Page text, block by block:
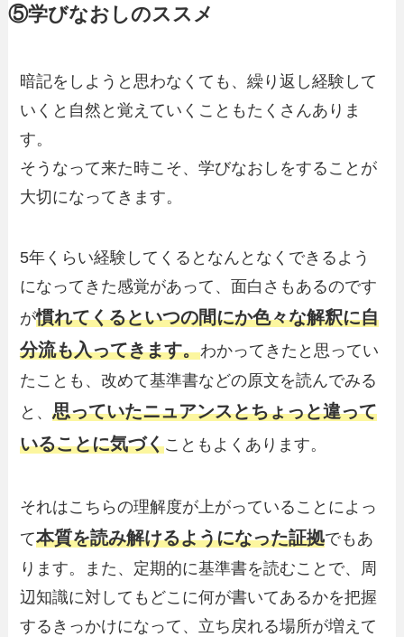
⑤学びなおしのススメ
暗記をしようと思わなくても、繰り返し経験して
いくと自然と覚えていくこともたくさんありま
す。
そうなって来た時こそ、学びなおしをすることが
大切になってきます。
5年くらい経験してくるとなんとなくできるよう
になってきた感覚があって、面白さもあるのです
が慣れてくるといつの間にか色々な解釈に自
分流も入ってきます。わかってきたと思ってい
たことも、改めて基準書などの原文を読んでみる
と、思っていたニュアンスとちょっと違って
いることに気づくこともよくあります。
それはこちらの理解度が上がっていることによっ
て本質を読み解けるようになった証拠でもあ
ります。また、定期的に基準書を読むことで、周
辺知識に対してもどこに何が書いてあるかを把握
するきっかけになって、立ち戻れる場所が増えて